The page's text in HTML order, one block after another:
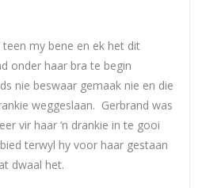
my bene en ek het dit
onder haar bra te begin
nie beswaar gemaak nie en die
weggeslaan. Gerbrand was
vir haar ‘n drankie in te gooi
terwyl hy voor haar gestaan
dwaal het.